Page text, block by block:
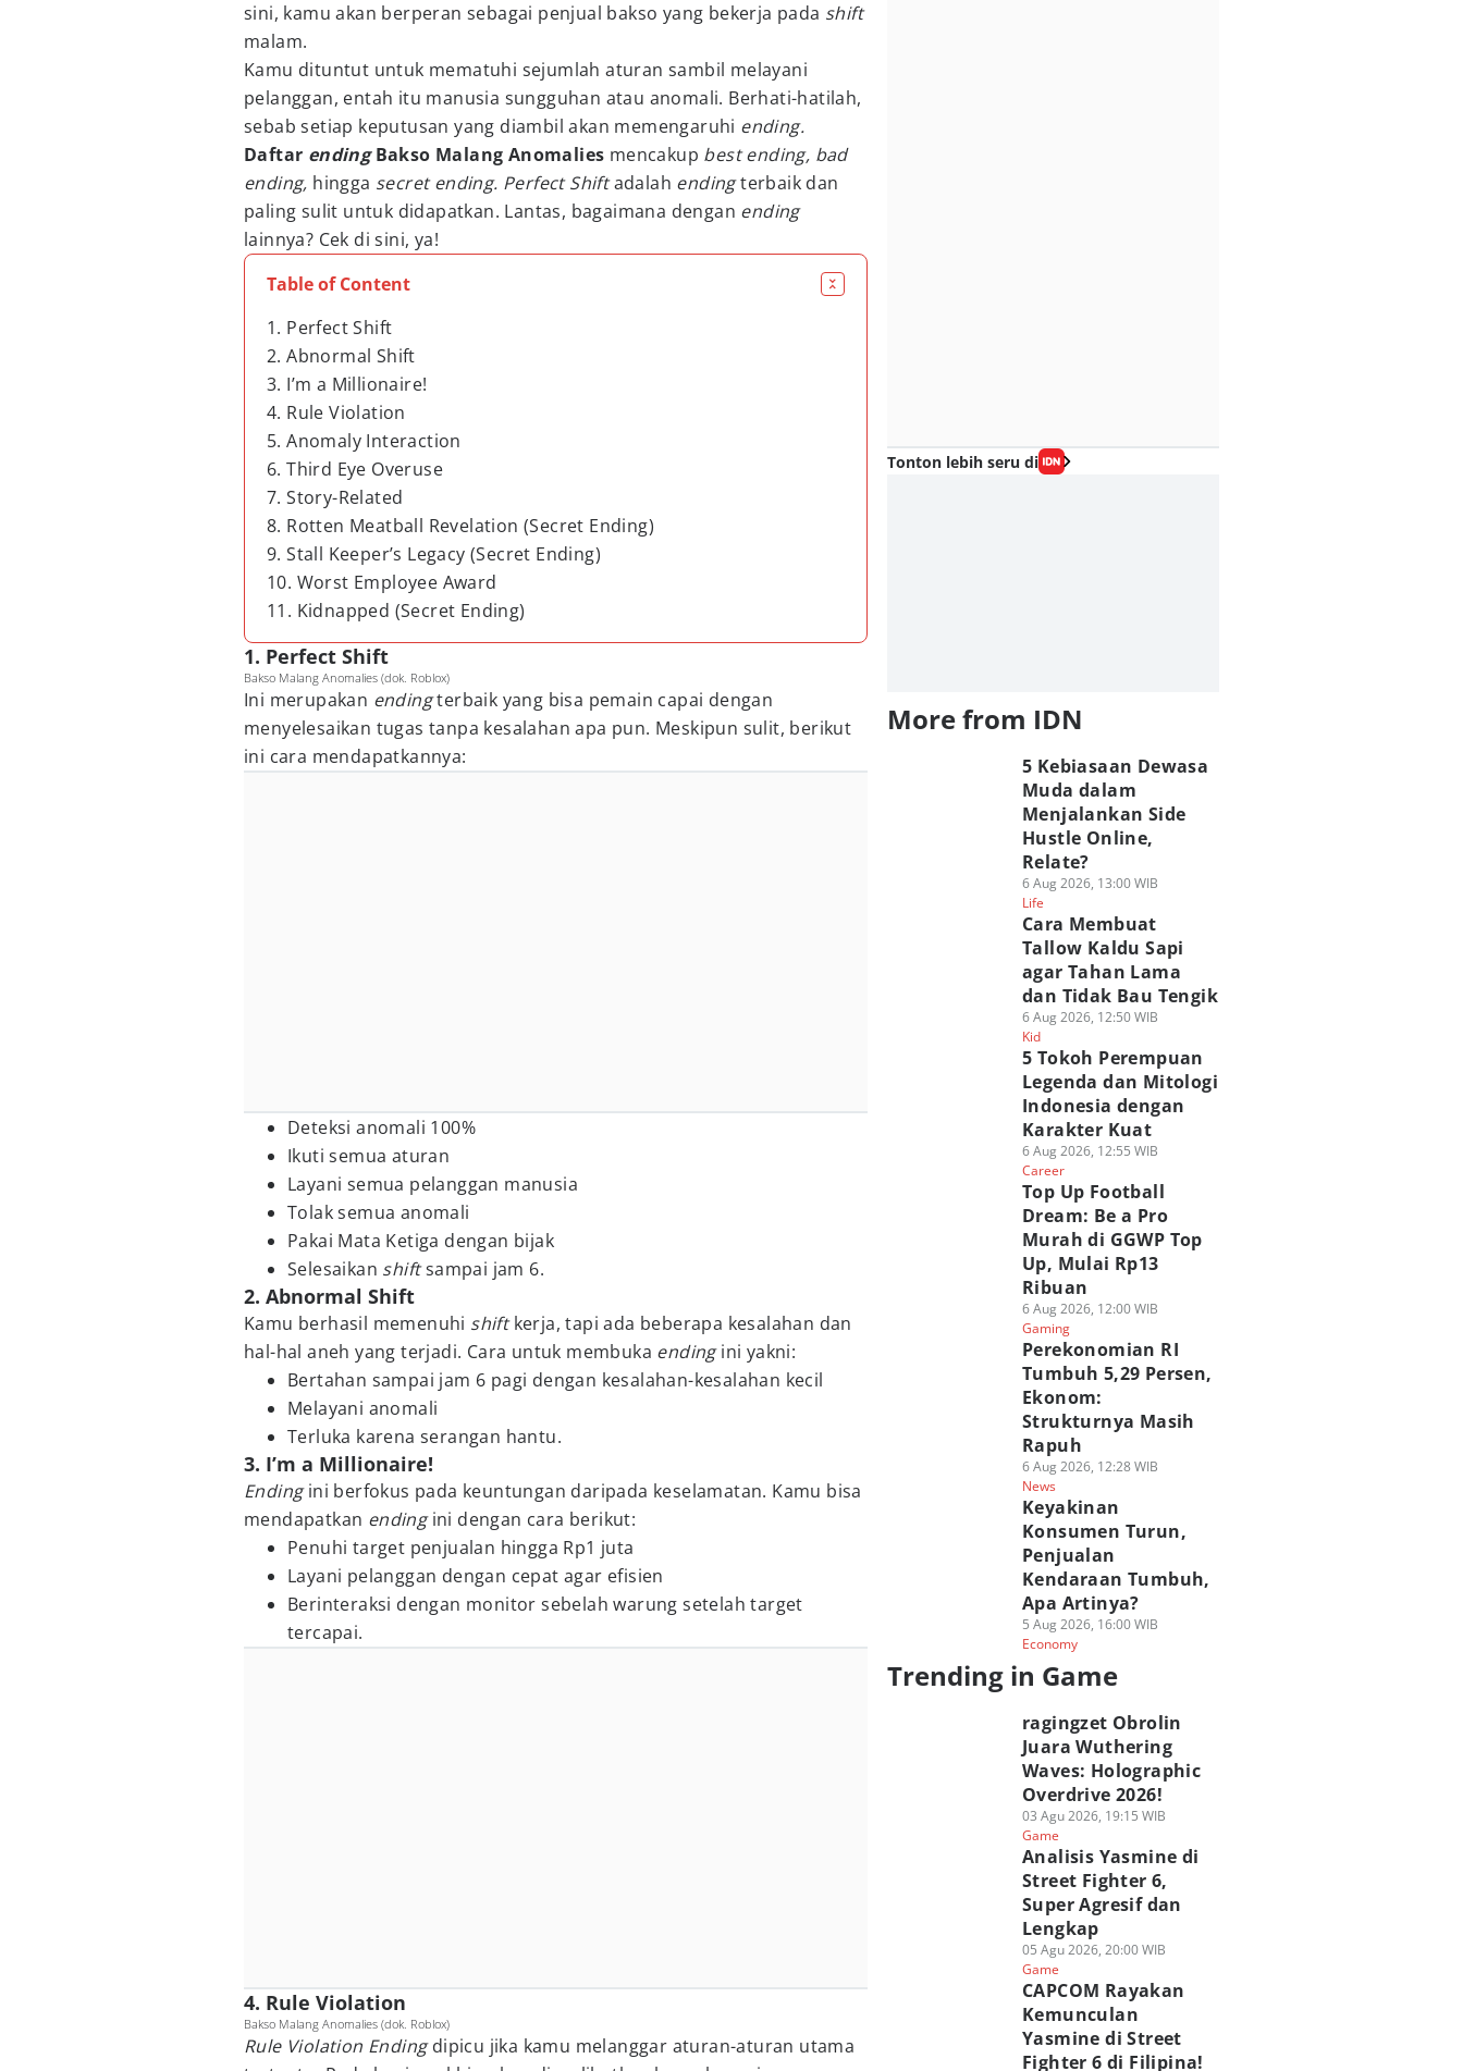
sini, kamu akan berperan sebagai penjual bakso yang bekerja pada shift
malam.
Kamu dituntut untuk mematuhi sejumlah aturan sambil melayani
pelanggan, entah itu manusia sungguhan atau anomali. Berhati-hatilah,
sebab setiap keputusan yang diambil akan memengaruhi ending.
Daftar endingBakso Malang Anomalies mencakup best ending, bad
ending, hingga secret ending. Perfect Shiftadalah endingterbaik dan
paling sulit untuk didapatkan. Lantas, bagaimana dengan ending
lainnya? Cek di sini, ya!
Table of Content
1. Perfect Shift
2. Abnormal Shift
3. I’m a Millionaire!
4. Rule Violation
5. Anomaly Interaction
6. Third Eye Overuse
7. Story-Related
8. Rotten Meatball Revelation (Secret Ending)
9. Stall Keeper’s Legacy (Secret Ending)
10. Worst Employee Award
11. Kidnapped (Secret Ending)
1. Perfect Shift
Bakso Malang Anomalies (dok. Roblox)
Ini merupakan endingterbaik yang bisa pemain capai dengan
menyelesaikan tugas tanpa kesalahan apa pun. Meskipun sulit, berikut
ini cara mendapatkannya:
Deteksi anomali 100%
Ikuti semua aturan
Layani semua pelanggan manusia
Tolak semua anomali
Pakai Mata Ketiga dengan bijak
Selesaikan shiftsampai jam 6.
2. Abnormal Shift
Kamu berhasil memenuhi shiftkerja, tapi ada beberapa kesalahan dan
hal-hal aneh yang terjadi. Cara untuk membuka endingini yakni:
Bertahan sampai jam 6 pagi dengan kesalahan-kesalahan kecil
Melayani anomali
Terluka karena serangan hantu.
3. I’m a Millionaire!
Endingini berfokus pada keuntungan daripada keselamatan. Kamu bisa
mendapatkan endingini dengan cara berikut:
Penuhi target penjualan hingga Rp1 juta
Layani pelanggan dengan cepat agar efisien
Berinteraksi dengan monitor sebelah warung setelah target
tercapai.
4. Rule Violation
Bakso Malang Anomalies (dok. Roblox)
Rule Violation Endingdipicu jika kamu melanggar aturan-aturan utama
Tonton lebih seru di
More from IDN
5 Kebiasaan Dewasa
Muda dalam
Menjalankan Side
Hustle Online,
Relate?
6 Aug 2026, 13:00 WIB
Life
Cara Membuat
Tallow Kaldu Sapi
agar Tahan Lama
dan Tidak Bau Tengik
6 Aug 2026, 12:50 WIB
Kid
5 Tokoh Perempuan
Legenda dan Mitologi
Indonesia dengan
Karakter Kuat
6 Aug 2026, 12:55 WIB
Career
Top Up Football
Dream: Be a Pro
Murah di GGWP Top
Up, Mulai Rp13
Ribuan
6 Aug 2026, 12:00 WIB
Gaming
Perekonomian RI
Tumbuh 5,29 Persen,
Ekonom:
Strukturnya Masih
Rapuh
6 Aug 2026, 12:28 WIB
News
Keyakinan
Konsumen Turun,
Penjualan
Kendaraan Tumbuh,
Apa Artinya?
5 Aug 2026, 16:00 WIB
Economy
Trending in Game
ragingzet Obrolin
Juara Wuthering
Waves: Holographic
Overdrive 2026!
03 Agu 2026, 19:15 WIB
Game
Analisis Yasmine di
Street Fighter 6,
Super Agresif dan
Lengkap
05 Agu 2026, 20:00 WIB
Game
CAPCOM Rayakan
Kemunculan
Yasmine di Street
Fighter 6 di Filipina!